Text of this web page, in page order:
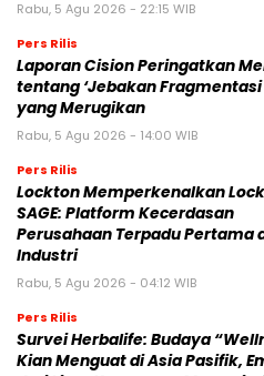
Rabu, 5 Agu 2026 - 22:15 WIB
Pers Rilis
Laporan Cision Peringatkan
tentang ‘Jebakan Fragmentasi
yang Merugikan
Rabu, 5 Agu 2026 - 14:00 WIB
Pers Rilis
Lockton Memperkenalkan
SAGE: Platform Kecerdasan
Perusahaan Terpadu Pertama
Industri
Rabu, 5 Agu 2026 - 04:12 WIB
Pers Rilis
Survei Herbalife: Budaya
Kian Menguat di Asia Pasifik,